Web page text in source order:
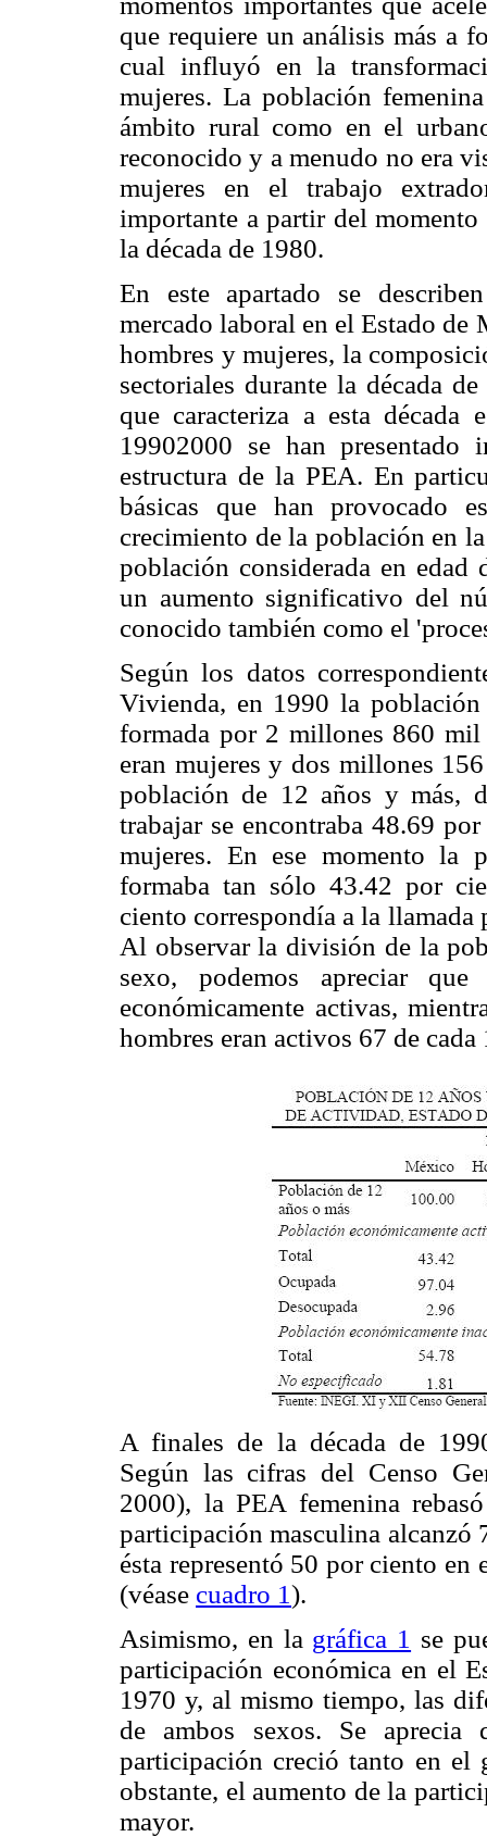
que requiere un análisis más a
cual influyó en la
mujeres. La población
ámbito rural como en el
reconocido y a menudo no era
mujeres en el trabajo
importante a partir del
la década de 1980.
En este apartado se
mercado laboral en el Estado de
hombres y mujeres, la
sectoriales durante la década
que caracteriza a esta
19902000 se han
estructura de la PEA. En
básicas que han provocado
crecimiento de la población en
población considerada en edad
un aumento significativo del
conocido también como el
Según los datos
Vivienda, en 1990 la
formada por 2 millones 860
eran mujeres y dos millones
población de 12 años y más,
trabajar se encontraba 48.69
mujeres. En ese momento la
formaba tan sólo 43.42 por
ciento correspondía a la
Al observar la división de la
sexo, podemos apreciar
económicamente activas,
hombres eran activos 67 de
A finales de la década de
Según las cifras del Censo
2000), la PEA femenina
participación masculina alcanzó
ésta representó 50 por ciento
(véase cuadro 1).
Asimismo, en la gráfica 1 se
participación económica en el
1970 y, al mismo tiempo, las
de ambos sexos. Se
participación creció tanto en el
obstante, el aumento de la
mayor.